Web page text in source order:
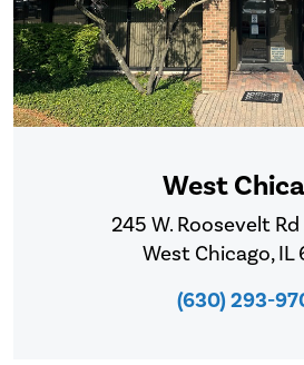
West
245 W. Roosevelt
West Chicago, IL
(630) 293-